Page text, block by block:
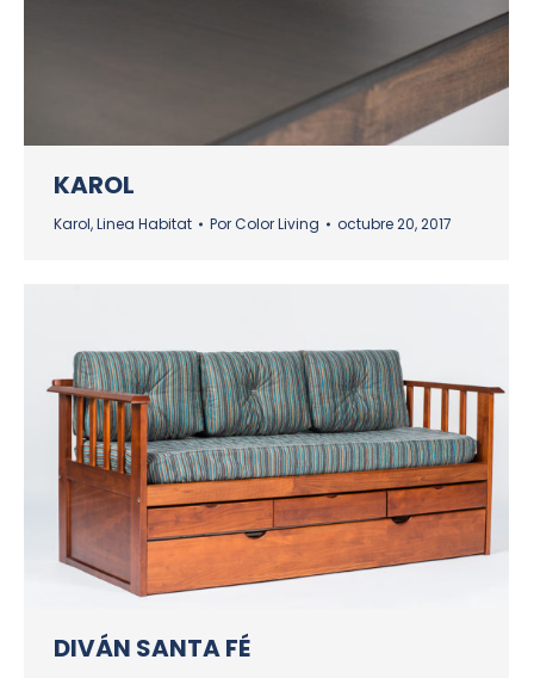
KAROL
Karol,Linea Habitat PorColor Living octubre 20, 2017
DIVÁN SANTA FÉ